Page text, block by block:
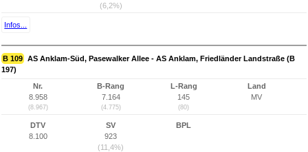
(6,2%)
Infos...
B 109 AS Anklam-Süd, Pasewalker Allee - AS Anklam, Friedländer Landstraße (B
197)
Nr.
8.958
(8.967)
B-Rang
7.164
(4.775)
L-Rang
145
(80)
Land
MV
DTV
8.100
SV
923
(11,4%)
BPL